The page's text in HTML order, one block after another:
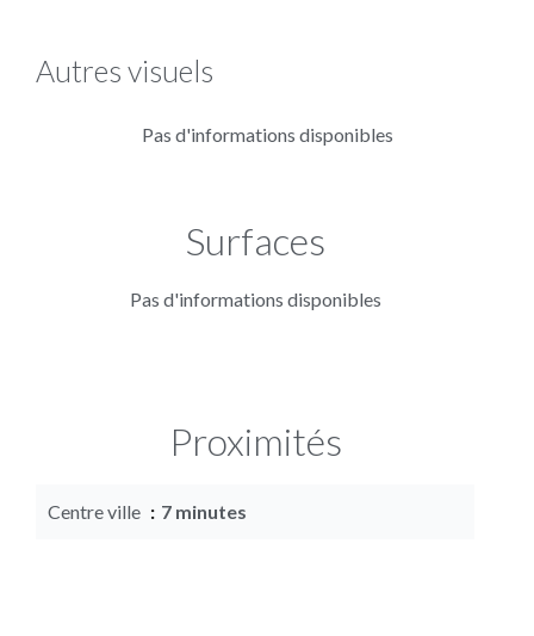
Autres visuels
Pas d'informations disponibles
Surfaces
Pas d'informations disponibles
Proximités
Centre ville 7 minutes